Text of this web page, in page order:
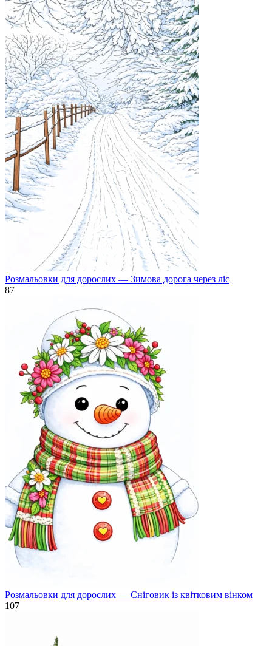
Розмальовки для дорослих — Зимова дорога через ліс
87
Розмальовки для дорослих — Сніговик із квітковим вінком
107